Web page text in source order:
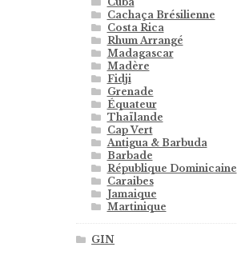
Cachaça Brésilienne
Costa Rica
Rhum Arrangé
Madagascar
Madère
Fidji
Grenade
Équateur
Thaïlande
Cap Vert
Antigua & Barbuda
Barbade
République Dominicaine
Caraibes
Jamaique
Martinique
GIN